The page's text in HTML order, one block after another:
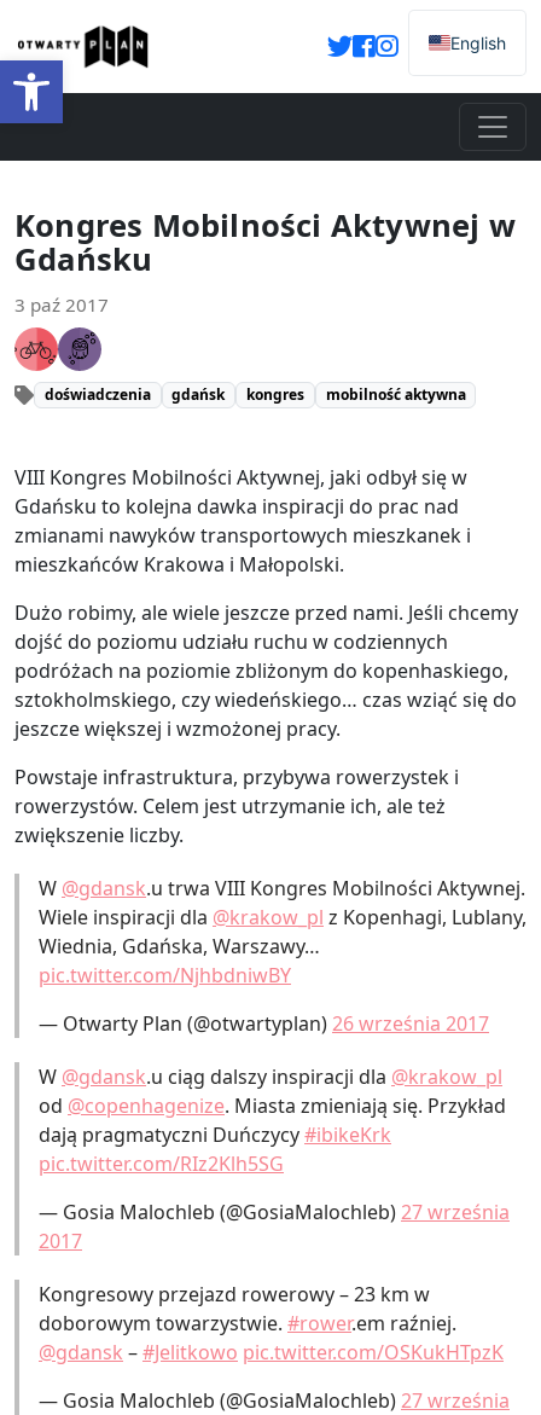
Otwórz pasek narzędzi
English
Kongres Mobilności Aktywnej w
Gdańsku
3 paź 2017
doświadczenia gdańsk kongres mobilność aktywna
VIII Kongres Mobilności Aktywnej, jaki odbył się w
Gdańsku to kolejna dawka inspiracji do prac nad
zmianami nawyków transportowych mieszkanek i
mieszkańców Krakowa i Małopolski.
Dużo robimy, ale wiele jeszcze przed nami. Jeśli chcemy
dojść do poziomu udziału ruchu w codziennych
podróżach na poziomie zbliżonym do kopenhaskiego,
sztokholmskiego, czy wiedeńskiego… czas wziąć się do
jeszcze większej i wzmożonej pracy.
Powstaje infrastruktura, przybywa rowerzystek i
rowerzystów. Celem jest utrzymanie ich, ale też
zwiększenie liczby.
W @gdansk.u trwa VIII Kongres Mobilności Aktywnej.
Wiele inspiracji dla @krakow_pl z Kopenhagi, Lublany,
Wiednia, Gdańska, Warszawy…
pic.twitter.com/NjhbdniwBY
— Otwarty Plan (@otwartyplan)26 września 2017
W @gdansk.u ciąg dalszy inspiracji dla @krakow_pl
od @copenhagenize. Miasta zmieniają się. Przykład
dają pragmatyczni Duńczycy#ibikeKrk
pic.twitter.com/RIz2Klh5SG
— Gosia Malochleb (@GosiaMalochleb)27 września
2017
Kongresowy przejazd rowerowy – 23 km w
doborowym towarzystwie. #rower.em raźniej.
@gdansk –#Jelitkowo pic.twitter.com/OSKukHTpzK
— Gosia Malochleb (@GosiaMalochleb)27 września